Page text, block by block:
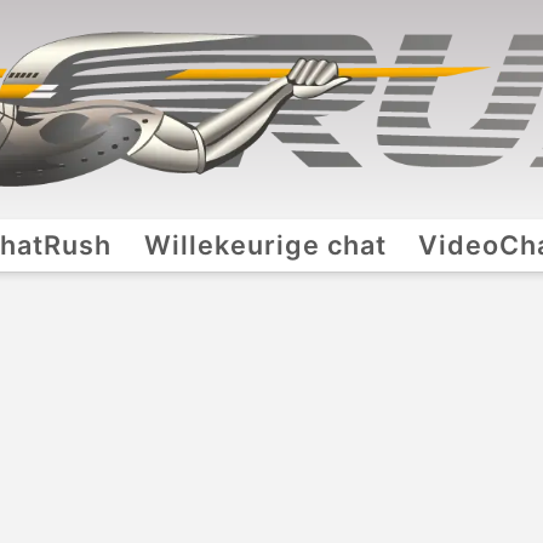
Willekeurige chat